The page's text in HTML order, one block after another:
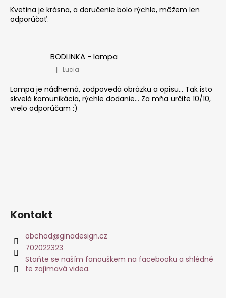
Kvetina je krásna, a doručenie bolo rýchle, môžem len
odporúčať.
BODLINKA - lampa
Hodnocení produktu je 5 z 5 hvězdiček.
| Lucia
Lampa je nádherná, zodpovedá obrázku a opisu... Tak isto
skvelá komunikácia, rýchle dodanie... Za mňa určite 10/10,
vrelo odporúčam :)
Kontakt
obchod@ginadesign.cz
702022323
Staňte se naším fanouškem na facebooku a shlédně
te zajímavá videa.